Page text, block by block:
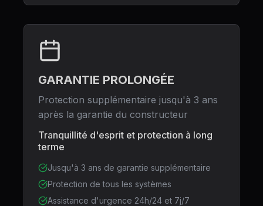
GARANTIE PROLONGÉE
Protection supplémentaire jusqu'à 3 ans
après la garantie du constructeur
Tranquillité d'esprit et protection à long
terme
Jusqu'à 3 ans de garantie supplémentaire
Protection de tous les systèmes
Assistance d'urgence 24h/24 et 7j/7